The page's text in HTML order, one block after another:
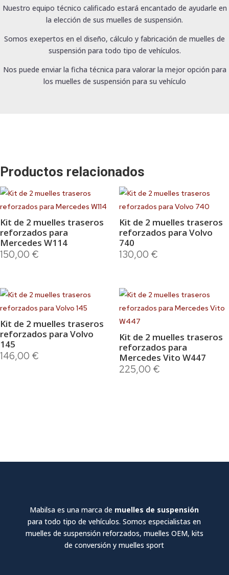
Nuestro equipo técnico calificado estará encantado de ayudarle en
la elección de sus muelles de suspensión.
Somos exepertos en el diseño, cálculo y fabricación de muelles de
suspensión para todo tipo de vehículos.
Nos puede enviar la ficha técnica para valorar la mejor opción para
los muelles de suspensión para su vehículo
Productos relacionados
Kit de 2 muelles traseros
reforzados para
Mercedes W114
150,00 €
Kit de 2 muelles traseros
reforzados para Volvo
740
130,00 €
Kit de 2 muelles traseros
reforzados para Volvo
145
146,00 €
Kit de 2 muelles traseros
reforzados para
Mercedes Vito W447
225,00 €
Mabilsa es una marca de muelles de suspensión
para todo tipo de vehículos. Somos especialistas en
muelles de suspensión reforzados, muelles OEM, kits
de conversión y muelles sport